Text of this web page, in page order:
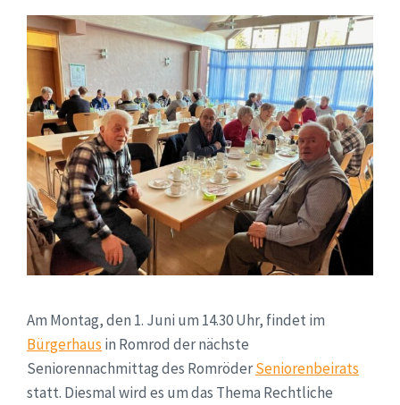
Am Montag, den 1. Juni um 14.30 Uhr, findet im
Bürgerhaus in Romrod der nächste
Seniorennachmittag des RomröderSeniorenbeirats
statt. Diesmal wird es um das Thema Rechtliche